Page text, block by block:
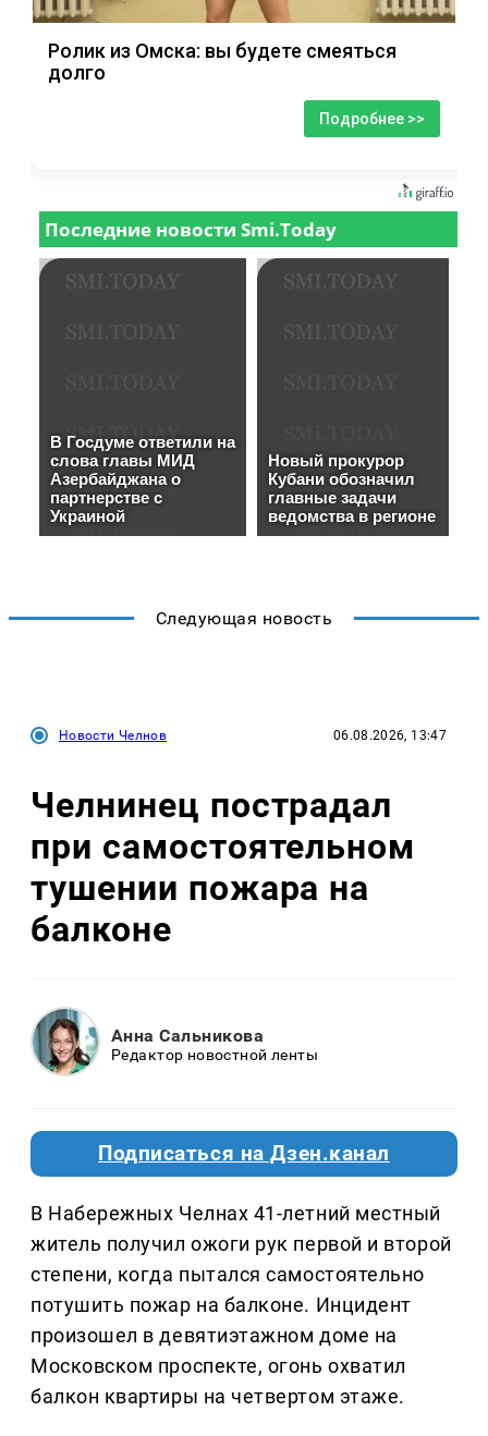
Ролик из Омска: вы будете смеяться
долго
Подробнее >>
Следующая новость
Новости Челнов 06.08.2026, 13:47
Челнинец пострадал
при самостоятельном
тушении пожара на
балконе
Анна Сальникова
Редактор новостной ленты
Подписаться на Дзен.канал
В Набережных Челнах 41-летний местный
житель получил ожоги рук первой и второй
степени, когда пытался самостоятельно
потушить пожар на балконе. Инцидент
произошел в девятиэтажном доме на
Московском проспекте, огонь охватил
балкон квартиры на четвертом этаже.